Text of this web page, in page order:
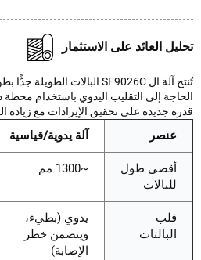
العائد على الاستثمار
إلى التقليب اليدوي باستخدام محطة
جديدة على تحقيق الإيرادات مع زيادة الكفاءة
عنصر آلة يدوية/قياسية
أقصى طول
للبالات
البالتات
يدوي (بطيء،
ويتضمن خطر
الإصابة)